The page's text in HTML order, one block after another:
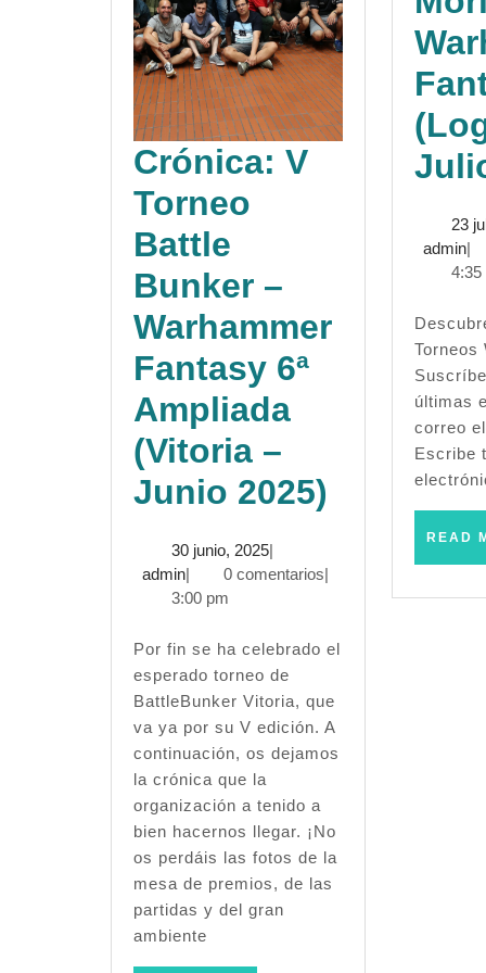
Crónica: V
Torneo
Battle
Bunker –
Warhammer
Fantasy 6ª
Ampliada
(Vitoria –
Junio 2025) Crónica:
Torneo
Bunker
–
6ª
Ampliada
(Vitoria
30 junio, 202530
junio,
|
adminadmin
| 0 comentarios|
3:00 pm
Por fin se ha celebrado el
esperado torneo de
BattleBunker Vitoria, que
va ya por su V edición. A
continuación, os dejamos
la crónica que la
organización a tenido a
bien hacernos llegar. ¡No
os perdáis las fotos de la
mesa de premios, de las
partidas y del gran
ambiente
23
admin|
4:35
Descubre más desde
Torneos
últimas
correo
Escribe
READ